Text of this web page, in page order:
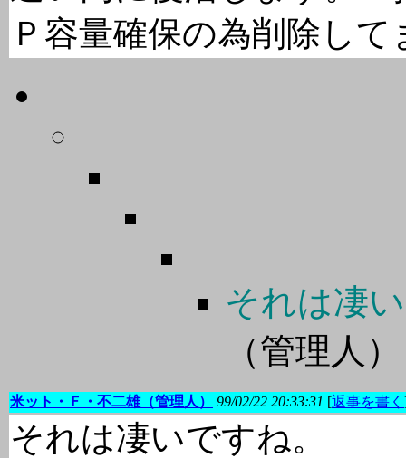
Ｐ容量確保の為削除して
それは凄
（管理人
米ット・Ｆ・不二雄（管理人） 99/02/22 20:33:31 [返事を書く
それは凄いですね。